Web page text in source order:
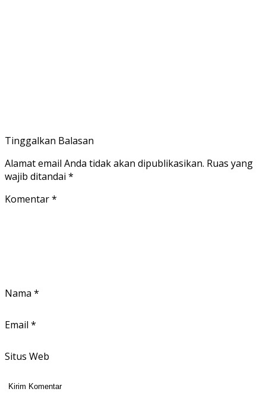
Tinggalkan Balasan
Alamat email Anda tidak akan dipublikasikan. Ruas yang
wajib ditandai *
Komentar*
Nama *
Email *
Situs Web